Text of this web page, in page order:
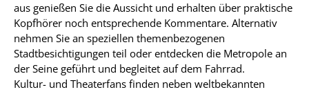
aus genießen Sie die Aussicht und erhalten über praktische
Kopfhörer noch entsprechende Kommentare. Alternativ
nehmen Sie an speziellen themenbezogenen
Stadtbesichtigungen teil oder entdecken die Metropole an
der Seine geführt und begleitet auf dem Fahrrad.
Kultur- und Theaterfans finden neben weltbekannten